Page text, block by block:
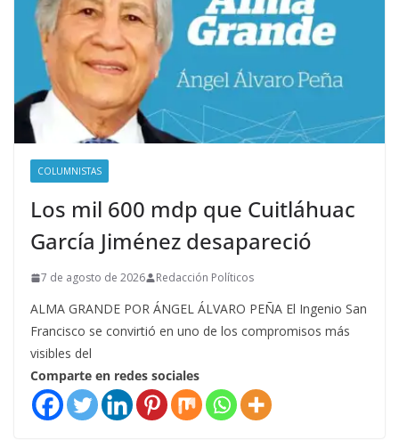
COLUMNISTAS
Los mil 600 mdp que Cuitláhuac
García Jiménez desapareció
7 de agosto de 2026 Redacción Políticos
ALMA GRANDE POR ÁNGEL ÁLVARO PEÑA El Ingenio San
Francisco se convirtió en uno de los compromisos más
visibles del
Comparte en redes sociales